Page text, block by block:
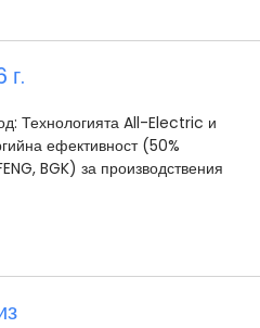
г.
Технологията All-Electric и
ефективност (50%
BGK) за производствения